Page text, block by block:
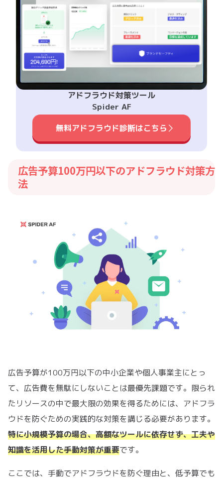
アドフラウド対策ツール
Spider AF
無料アドフラウド診断はこちら
広告予算100万円以下のアドフラウド対策方
法
広告予算が100万円以下の中小企業や個人事業主にとっ
て、広告費を無駄にしないことは最優先課題です。限られ
たリソースの中で最大限の効果を得るためには、アドフラ
ウドを防ぐための実践的な対策を講じる必要があります。
特に小規模予算の場合、高額なツールに依存せず、工夫や
知識を活用した手動対策が重要です。
ここでは、手動でアドフラウドを防ぐ理由と、低予算でも